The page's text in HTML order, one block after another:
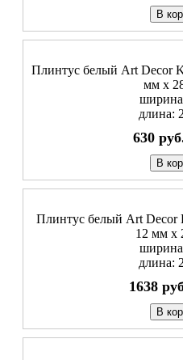
В
Плинтус белый Art Decor
мм х
длина:
630
В
Плинтус белый Art Decor
12 мм х
длина:
1638
В